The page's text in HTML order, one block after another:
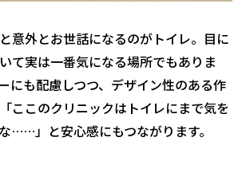
意外とお世話になるのがトイレ。目に
て実は一番気になる場所でもありま
にも配慮しつつ、デザイン性のある作
ここのクリニックはトイレにまで気を
……」と安心感にもつながります。